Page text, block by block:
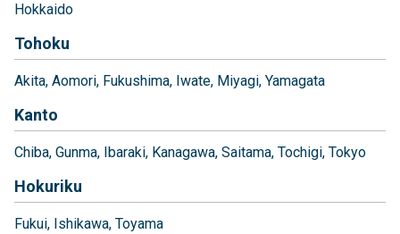
Hokkaido
Tohoku
Akita Aomori Fukushima Iwate Miyagi Yamagata
Kanto
Chiba Gunma Ibaraki Kanagawa Saitama Tochigi Tokyo
Hokuriku
Fukui Ishikawa Toyama